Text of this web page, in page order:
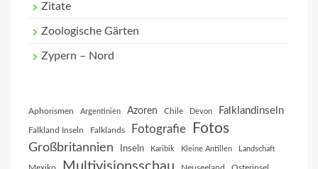
Zitate
Zoologische Gärten
Zypern – Nord
Aphorismen Argentinien Azoren Chile Devon Falklandinseln
Falkland Inseln Falklands Fotografie Fotos
Großbritannien Inseln Karibik Kleine Antillen Landschaft
Multivisionsschau